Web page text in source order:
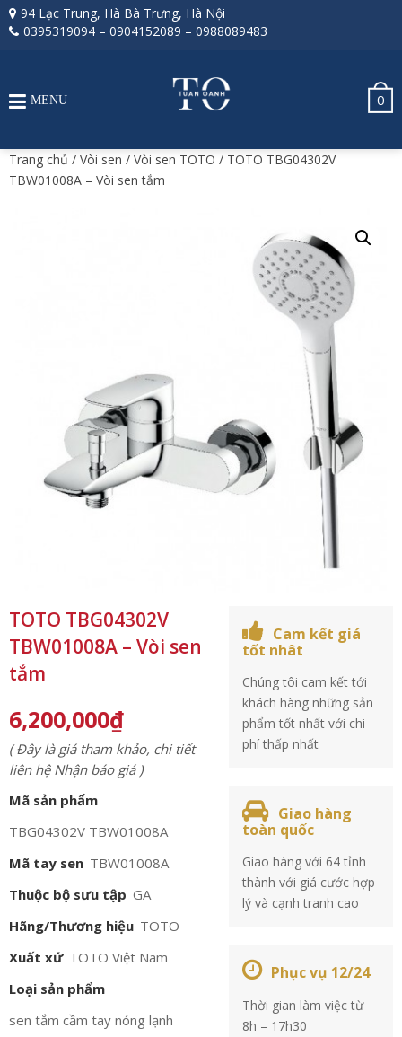
94 Lạc Trung, Hà Bà Trưng, Hà Nội
0395319094 – 0904152089 – 0988089483
0
MENU
Trang chủ / Vòi sen / Vòi sen TOTO / TOTO TBG04302V
TBW01008A – Vòi sen tắm
TOTO TBG04302V
TBW01008A – Vòi sen
tắm
6,200,000₫
( Đây là giá tham khảo, chi tiết
liên hệ Nhận báo giá )
Mã sản phẩm
TBG04302V TBW01008A
Mã tay sen TBW01008A
Thuộc bộ sưu tập GA
Hãng/Thương hiệu TOTO
Xuất xứ TOTO Việt Nam
Loại sản phẩm
sen tắm cầm tay nóng lạnh
Cam kết giá
tốt nhât
Chúng tôi cam kết tới
khách hàng những sản
phẩm tốt nhất với chi
phí thấp nhất
Giao hàng
toàn quốc
Giao hàng với 64 tỉnh
thành với giá cước hợp
lý và cạnh tranh cao
Phục vụ 12/24
Thời gian làm việc từ
8h – 17h30